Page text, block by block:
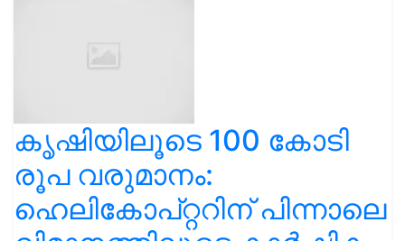
കൃഷിയിലൂടെ 100 കോടി
രൂപ വരുമാനം:
ഹെലികോപ്റ്ററിന് പിന്നാലെ